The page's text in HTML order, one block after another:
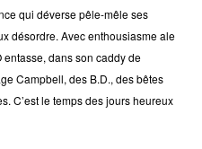
qui déverse pêle-mêle ses
désordre. Avec enthousiasme ale
dans son caddy de
Campbell, des B.D., des bêtes
C’est le temps des jours heureux